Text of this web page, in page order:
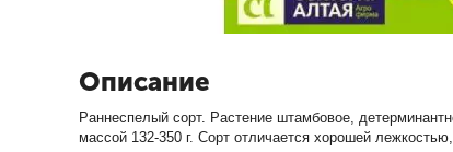
Описание
Раннеспелый сорт. Растение штамбовое,
массой 132-350 г. Сорт отличается хорошей